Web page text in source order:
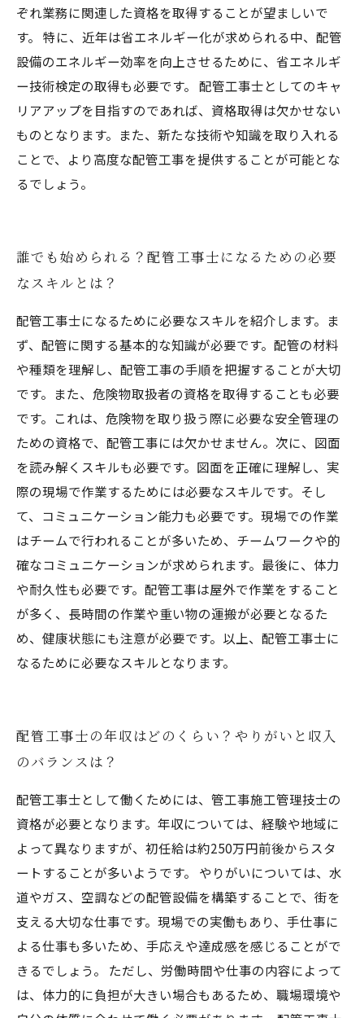
ぞれ業務に関連した資格を取得することが望ましいで
す。 特に、近年は省エネルギー化が求められる中、配管
設備のエネルギー効率を向上させるために、省エネルギ
ー技術検定の取得も必要です。 配管工事士としてのキャ
リアアップを目指すのであれば、資格取得は欠かせない
ものとなります。また、新たな技術や知識を取り入れる
ことで、より高度な配管工事を提供することが可能とな
るでしょう。
誰でも始められる？配管工事士になるための必要
なスキルとは？
配管工事士になるために必要なスキルを紹介します。ま
ず、配管に関する基本的な知識が必要です。配管の材料
や種類を理解し、配管工事の手順を把握することが大切
です。また、危険物取扱者の資格を取得することも必要
です。これは、危険物を取り扱う際に必要な安全管理の
ための資格で、配管工事には欠かせません。次に、図面
を読み解くスキルも必要です。図面を正確に理解し、実
際の現場で作業するためには必要なスキルです。そし
て、コミュニケーション能力も必要です。現場での作業
はチームで行われることが多いため、チームワークや的
確なコミュニケーションが求められます。最後に、体力
や耐久性も必要です。配管工事は屋外で作業をすること
が多く、長時間の作業や重い物の運搬が必要となるた
め、健康状態にも注意が必要です。以上、配管工事士に
なるために必要なスキルとなります。
配管工事士の年収はどのくらい？やりがいと収入
のバランスは？
配管工事士として働くためには、管工事施工管理技士の
資格が必要となります。年収については、経験や地域に
よって異なりますが、初任給は約250万円前後からスタ
ートすることが多いようです。 やりがいについては、水
道やガス、空調などの配管設備を構築することで、街を
支える大切な仕事です。現場での実働もあり、手仕事に
よる仕事も多いため、手応えや達成感を感じることがで
きるでしょう。 ただし、労働時間や仕事の内容によって
は、体力的に負担が大きい場合もあるため、職場環境や